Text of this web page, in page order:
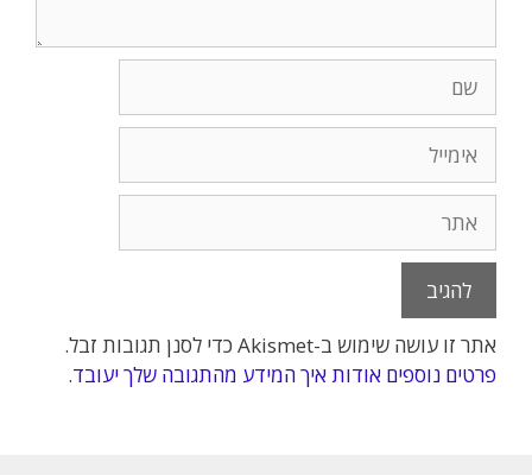
אתר זו עושה שימוש ב-Akismet כדי לסנן תגובות זבל.
פרטים נוספים אודות איך המידע מהתגובה שלך יעובד.